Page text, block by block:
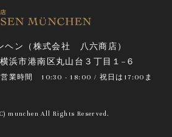
ヘン（株式会社 八六商店）
浜市港南区丸山台３丁目１−６
営業時間10:30 - 18:00 / 祝日は17:00ま
munchen All Rights Reserved.